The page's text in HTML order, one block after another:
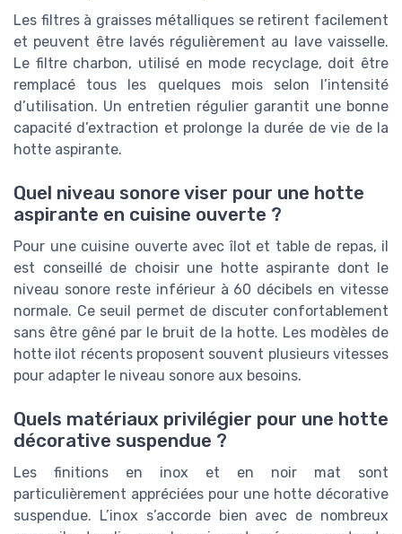
Les filtres à graisses métalliques se retirent facilement
et peuvent être lavés régulièrement au lave vaisselle.
Le filtre charbon, utilisé en mode recyclage, doit être
remplacé tous les quelques mois selon l’intensité
d’utilisation. Un entretien régulier garantit une bonne
capacité d’extraction et prolonge la durée de vie de la
hotte aspirante.
Quel niveau sonore viser pour une hotte
aspirante en cuisine ouverte ?
Pour une cuisine ouverte avec îlot et table de repas, il
est conseillé de choisir une hotte aspirante dont le
niveau sonore reste inférieur à 60 décibels en vitesse
normale. Ce seuil permet de discuter confortablement
sans être gêné par le bruit de la hotte. Les modèles de
hotte ilot récents proposent souvent plusieurs vitesses
pour adapter le niveau sonore aux besoins.
Quels matériaux privilégier pour une hotte
décorative suspendue ?
Les finitions en inox et en noir mat sont
particulièrement appréciées pour une hotte décorative
suspendue. L’inox s’accorde bien avec de nombreux